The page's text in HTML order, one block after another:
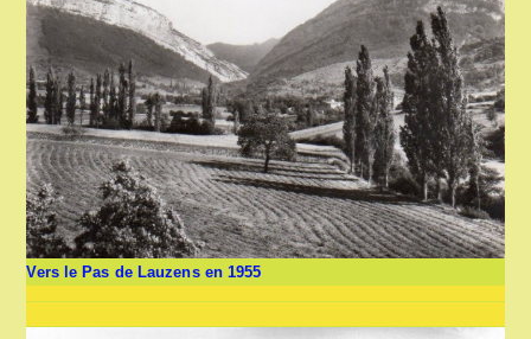
Vers le Pas de Lauzens en 1955